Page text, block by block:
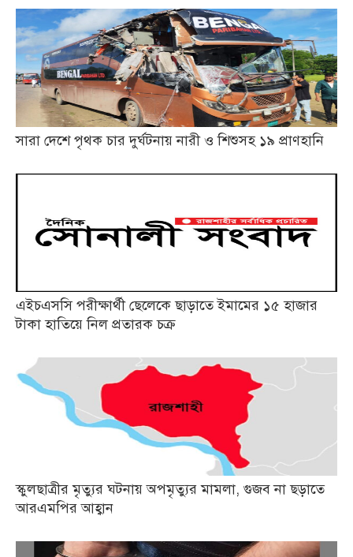
সারা দেশে পৃথক চার দুর্ঘটনায় নারী ও শিশুসহ ১৯ প্রাণহানি
এইচএসসি পরীক্ষার্থী ছেলেকে ছাড়াতে ইমামের ১৫ হাজার
টাকা হাতিয়ে নিল প্রতারক চক্র
স্কুলছাত্রীর মৃত্যুর ঘটনায় অপমৃত্যুর মামলা, গুজব না ছড়াতে
আরএমপির আহ্বান